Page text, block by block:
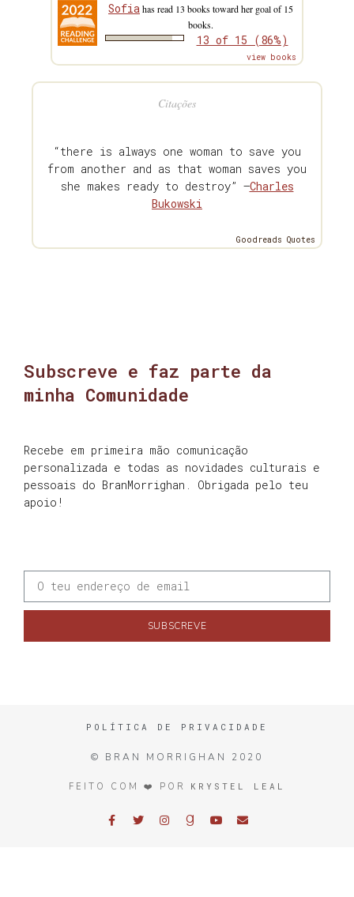
Sofiahas read 13 books toward her goal of 15
books.
13 of 15 (86%)
view books
Citações
“there is always one woman to save you
from another and as that woman saves you
she makes ready to destroy” —Charles
Bukowski
Goodreads Quotes
Subscreve e faz parte da
minha Comunidade
Recebe em primeira mão comunicação
personalizada e todas as novidades culturais e
pessoais do BranMorrighan. Obrigada pelo teu
apoio!
SUBSCREVE
POLÍTICA DE PRIVACIDADE
© BRAN MORRIGHAN 2020
FEITO COM ❤️ POR KRYSTEL LEAL